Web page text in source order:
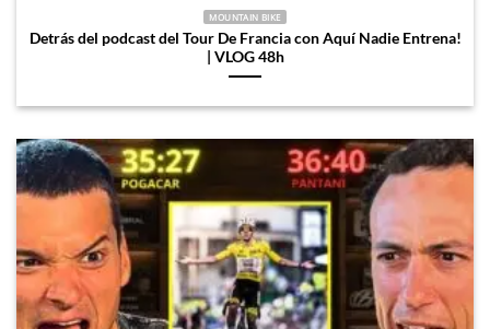
MOUNTAIN BIKE
Detrás del podcast del Tour De Francia con Aquí Nadie Entrena!
| VLOG 48h